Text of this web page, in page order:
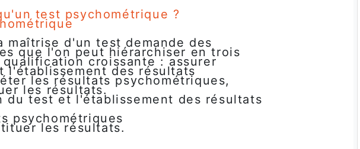
test psychométrique ?
maîtrise d'un test demande des
que l'on peut hiérarchiser en trois
croissante : assurer
l'établissement des résultats
les résultats psychométriques,
les résultats.
du test et l'établissement des résultats
psychométriques
les résultats.